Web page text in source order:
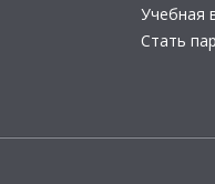
Учебная
Стать